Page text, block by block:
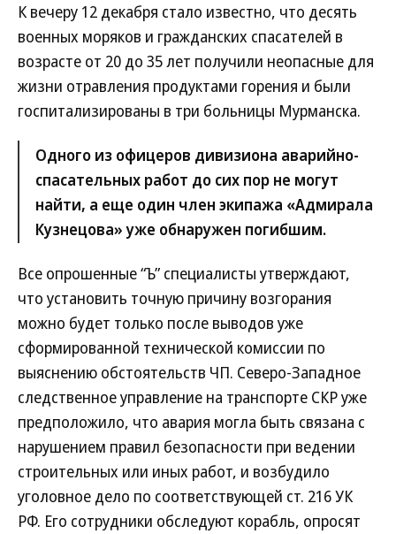
К вечеру 12 декабря стало известно, что десять
военных моряков и гражданских спасателей в
возрасте от 20 до 35 лет получили неопасные для
жизни отравления продуктами горения и были
госпитализированы в три больницы Мурманска.
Одного из офицеров дивизиона аварийно-
спасательных работ до сих пор не могут
найти, а еще один член экипажа «Адмирала
Кузнецова» уже обнаружен погибшим.
Все опрошенные “Ъ” специалисты утверждают,
что установить точную причину возгорания
можно будет только после выводов уже
сформированной технической комиссии по
выяснению обстоятельств ЧП. Северо-Западное
следственное управление на транспорте СКР уже
предположило, что авария могла быть связана с
нарушением правил безопасности при ведении
строительных или иных работ, и возбудило
уголовное дело по соответствующей ст. 216 УК
РФ. Его сотрудники обследуют корабль, опросят